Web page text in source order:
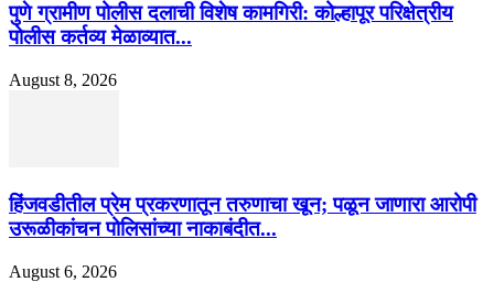
पुणे ग्रामीण पोलीस दलाची विशेष कामगिरी: कोल्हापूर परिक्षेत्रीय
पोलीस कर्तव्य मेळाव्यात...
August 8, 2026
हिंजवडीतील प्रेम प्रकरणातून तरुणाचा खून; पळून जाणारा आरोपी
उरूळीकांचन पोलिसांच्या नाकाबंदीत...
August 6, 2026